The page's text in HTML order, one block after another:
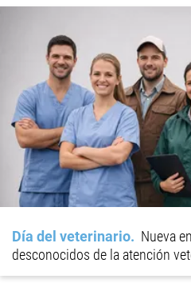
Día del veterinario
Nueva
desconocidos de la atención